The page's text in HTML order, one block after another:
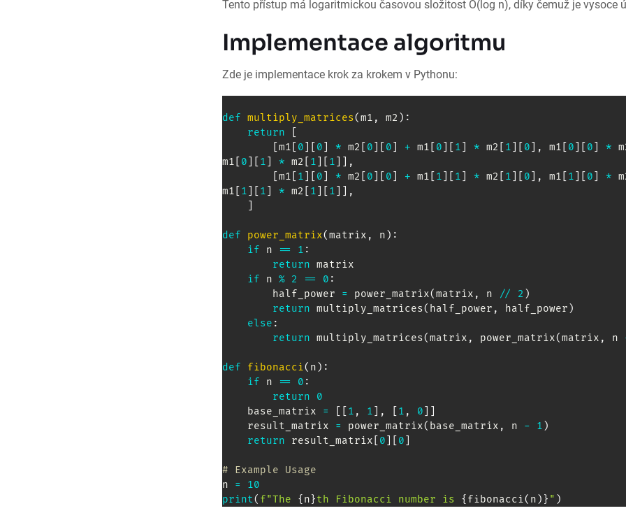
Tento přístup má logaritmickou časovou složitost O(log n), díky čemuž je vysoce
Implementace algoritmu
Zde je implementace krok za krokem v Pythonu:
def multiply_matrices(m1 , m2 ) :
return
m1 0 0 * m2 0 0 + m1 0 1 * m2 1 0 , m1 0 0 *
m1
0 1 * m2 1 1
,
m1 1 0 * m2 0 0 + m1 1 1 * m2 1 0 , m1 1 0 *
m1
1 1 * m2 1 1
,
def power_matrix(matrix , n ) :
if n == 1 :
return matrix
if n % 2 == 0 :
        half_power
= power_matrix(matrix , n // 2 )
return multiply_matrices( half_power , half_power )
else :
return multiply_matrices(matrix , power_matrix(matrix , n
def fibonacci( n ) :
if n == 0 :
return
0
    base_matrix
= 1 , 1 , 1 , 0
    result_matrix
= power_matrix( base_matrix , n - 1 )
return result_matrix 0 0
# Example Usage
n =
10
print( f"The { n}th Fibonacci number is { fibonacci( n ) } " )